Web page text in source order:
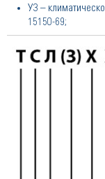
У3 –
15150-69;